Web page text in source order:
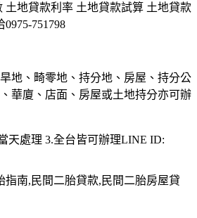
土地貸款利率 土地貸款試算 土地貸款
751798
地、畸零地、持分地、房屋、持分公
華廈、店面、房屋或土地持分亦可辦
天處理 3.全台皆可辦理LINE ID:
指南,民間二胎貸款,民間二胎房屋貸